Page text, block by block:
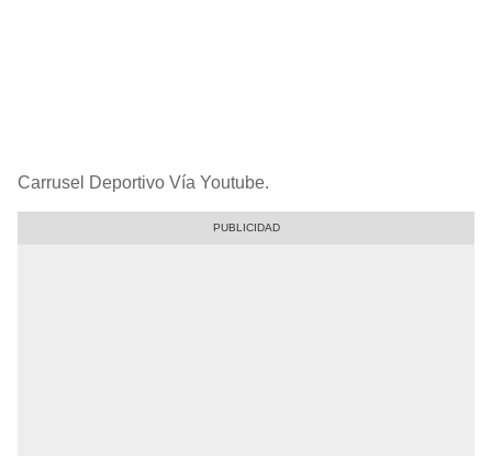
Carrusel Deportivo Vía Youtube.